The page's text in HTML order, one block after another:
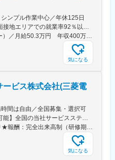
いです】
く、お客様にも浸透しており、興
が多いです。ベースがしっかりと
できるため、当社の営業社員は、
毎日の業務に取り組めています。
経営者がコロナ終息を機に店を再
へのニーズも増えています。
ンプル作業中心／年休125日
【選べる勤務地／転勤なし／面接地エリアでの就業率92％以上／テレワーク実績あり】「地元で働きたい」という希望にも、業界トップクラスの取引事業所数約7,000件&プロジェクト数80,000件の中から検討します。⇒勤務地は北海道・東北・北陸・関東・東海・関西・中国・四国・九州の各都道府県のプロジェクト先※U・Iターン支援あり※面接地エリアでの就業率は92％以上※自動車通勤OK（エリア・プロジェクトによって変動）※寮／社宅制度など福利厚生も充実しています※最終的な就業先は、希望・スキル・経験を考慮し決定します【勤務先企業例】◎自動車・自動車部品トヨタ自動車／日産自動車／本田技研工業／デンソー／アイシン◎情報端末・家電日立製作所／東芝／三菱電機／パナソニック／富士通◎航空・宇宙IHI／三菱重工業／川崎重工業受動喫煙対策：敷地内原則禁煙（就業先によっては喫煙所有）
年収603万円／35歳（リーダー）／月給50.3万円 年収400万円／26歳（入社1年目）／月給33.3万円
気になる
ービス株式会社(三菱電
間は自由／全国募集・選択可
【原則自由／活動拠点は選択可能】全国の当社サービスステーションが活動拠点となります。※希望を考慮します。★積極募集地域★北海道（札幌除く）・山形・岩手・福島（郡山）・埼玉（川越）・東京・栃木（宇都宮）・神奈川（西部）・長野（松本）・茨城・富山・三重（松阪）・静岡（沼津）・愛知・京都・大阪・和歌山・滋賀・奈良・広島・香川・宮崎・長崎・熊本＝＝＜委託地域＞＝＝■北海道札幌、函館、旭川、苫小牧、釧路、帯広、北見、各市近郊■北日本青森（青森市、八戸市）、秋田、岩手、山形、宮城（仙台市、気仙沼市）、福島（いわき市、福島市、会津若松市）■関東東京、千葉、埼玉、神奈川、茨城、栃木、群馬■甲信越山梨、新潟、長野■北陸石川、富山、福井■中部愛知、岐阜、三重、静岡、長野（飯田地区）■関西大阪、兵庫、京都、奈良、滋賀、和歌山■中国広島、岡山、鳥取、島根、山口■四国香川、徳島、愛媛、高知■九州福岡、佐賀、長崎、大分、熊本、宮崎、鹿児島
★月収100万円超の実績もあり★報酬：完全出来高制（研修期間も収入有！）■1件あたり支払額／約3500円～3万円※支払額は修理する製品機種や作業内容により異なります。（例：簡易調整⇒3000円～7000円／1件、技術レベルの高い作業⇒1万円～3万円／1件）※修理件数は1日5件程度です（年間平均）。【月収例】月収40万円（月70件／1日5件×14日）月収115万円（月120件／1日5件×24日 ※繁忙月）＜研修期間中＞※2～6カ月固定報酬：1時間あたり2000円＋交通費別途支給
気になる